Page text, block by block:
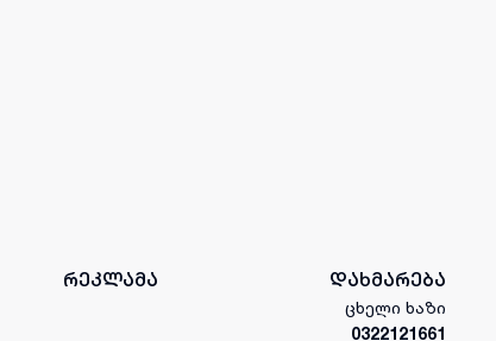
რეკლამა დახმარება
ცხელი ხაზი
0322121661